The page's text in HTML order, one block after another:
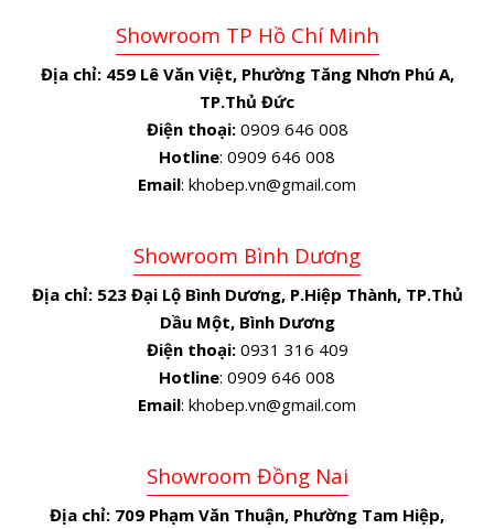
Showroom TP Hồ Chí Minh
Địa chỉ: 459 Lê Văn Việt, Phường Tăng Nhơn Phú A,
TP.Thủ Đức
Điện thoại:0909 646 008
Hotline: 0909 646 008
Email: khobep.vn@gmail.com
Showroom Bình Dương
Địa chỉ: 523 Đại Lộ Bình Dương, P.Hiệp Thành, TP.Thủ
Dầu Một, Bình Dương
Điện thoại:0931 316 409
Hotline: 0909 646 008
Email: khobep.vn@gmail.com
Showroom Đồng Nai
Địa chỉ: 709 Phạm Văn Thuận, Phường Tam Hiệp,